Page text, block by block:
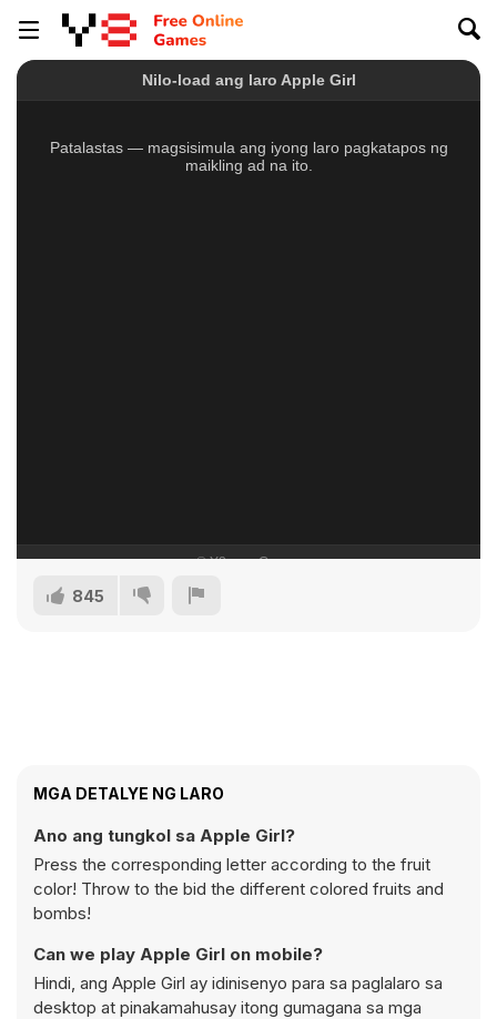
845
MGA DETALYE NG LARO
Ano ang tungkol sa Apple Girl?
Press the corresponding letter according to the fruit
color! Throw to the bid the different colored fruits and
bombs!
Can we play Apple Girl on mobile?
Hindi, ang Apple Girl ay idinisenyo para sa paglalaro sa
desktop at pinakamahusay itong gumagana sa mga